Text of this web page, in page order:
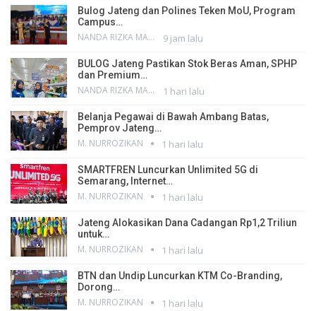
Bulog Jateng dan Polines Teken MoU, Program
Campus…
NANDA RIZKA MAHENDRA 9 jam lalu
BULOG Jateng Pastikan Stok Beras Aman, SPHP
dan Premium…
NANDA RIZKA MAHENDRA 1 hari lalu
Belanja Pegawai di Bawah Ambang Batas,
Pemprov Jateng…
M. NURROZIKAN 1 hari lalu
SMARTFREN Luncurkan Unlimited 5G di
Semarang, Internet…
M. NURROZIKAN 1 hari lalu
Jateng Alokasikan Dana Cadangan Rp1,2 Triliun
untuk…
M. NURROZIKAN 1 hari lalu
BTN dan Undip Luncurkan KTM Co-Branding,
Dorong…
M. NURROZIKAN 1 hari lalu